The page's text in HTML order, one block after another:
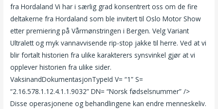
fra Hordaland Vi har i særlig grad konsentrert oss om de fire
deltakerne fra Hordaland som ble invitert til Oslo Motor Show
etter premiering på Vårmønstringen i Bergen. Velg Variant
Ultralett og myk vannavvisende rip-stop jakke til herre. Ved at vi
blir fortalt historien fra ulike karakterers synsvinkel gjør at vi
opplever historien fra ulike sider.
VaksinandDokumentasjonTypeId V= “1” S=
“2.16.578.1.12.4.1.1.9032” DN= “Norsk fødselsnummer” />
Disse operasjonene og behandlingene kan endre menneskeliv.